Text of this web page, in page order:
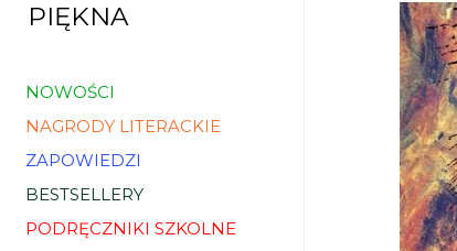
PIĘKNA
NOWOŚCI
NAGRODY LITERACKIE
ZAPOWIEDZI
BESTSELLERY
PODRĘCZNIKI SZKOLNE